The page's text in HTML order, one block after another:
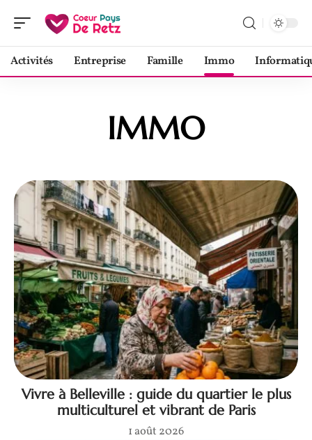
Activités Entreprise Famille Immo
IMMO
Vivre à Belleville : guide du quartier le plus
multiculturel et vibrant de Paris
1 août 2026